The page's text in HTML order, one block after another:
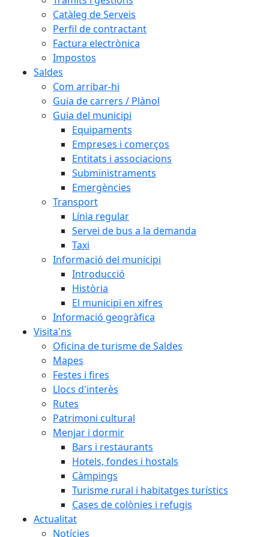
Catàleg de Serveis
Perfil de contractant
Factura electrònica
Impostos
Saldes
Com arribar-hi
Guia de carrers / Plànol
Guia del municipi
Equipaments
Empreses i comerços
Entitats i associacions
Subministraments
Emergències
Transport
Línia regular
Servei de bus a la demanda
Taxi
Informació del municipi
Introducció
Història
El municipi en xifres
Informació geogràfica
Visita'ns
Oficina de turisme de Saldes
Mapes
Festes i fires
Llocs d'interès
Rutes
Patrimoni cultural
Menjar i dormir
Bars i restaurants
Hotels, fondes i hostals
Càmpings
Turisme rural i habitatges turístics
Cases de colònies i refugis
Actualitat
Notícies